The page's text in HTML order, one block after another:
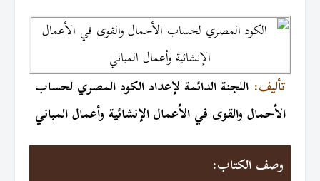
تأليف: اللجنة الدائمة لإعداد الكود المصري لحساب
الأحمال والقوى في الأعمال الإنشائية وأعمال المباني
وصف الكتاب: